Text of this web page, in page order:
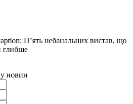
П’ять небанальних вистав, що
глибше
новин